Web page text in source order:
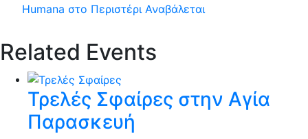
Humana στο Περιστέρι Αναβάλεται
Related Events
Τρελές Σφαίρες στην Αγία
Παρασκευή